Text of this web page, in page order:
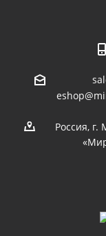
Россия, г.